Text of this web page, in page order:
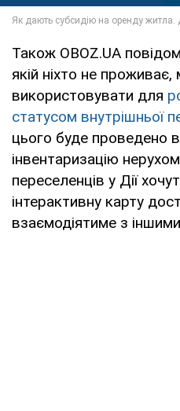
Також OBOZ.UA
якій ніхто не
використовувати для
статусом внутрішньої
цього буде проведено
інвентаризацію
переселенців у Дії
інтерактивну карту
взаємодіятиме з